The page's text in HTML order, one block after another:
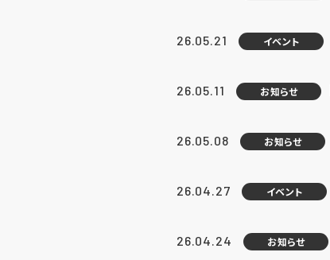
26.05.21 イベント
26.05.11 お知らせ
26.05.08 お知らせ
26.04.27 イベント
26.04.24 お知らせ